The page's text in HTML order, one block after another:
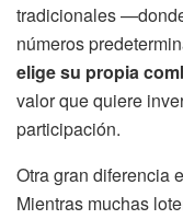
tradicionales
números
elige su propia
valor que quiere
participación.
Otra gran diferencia
Mientras muchas